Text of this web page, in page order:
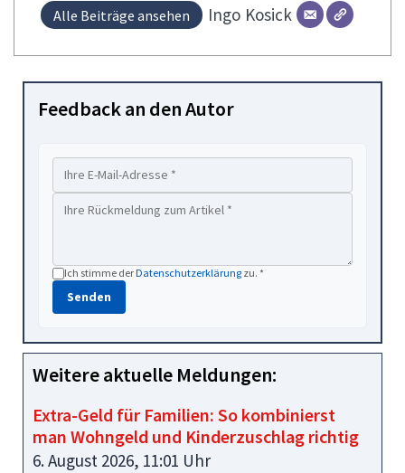
Alle Beiträge ansehen Ingo Kosick
Feedback an den Autor
Ich stimme derDatenschutzerklärung zu. *
Senden
Weitere aktuelle Meldungen:
Extra-Geld für Familien: So kombinierst
man Wohngeld und Kinderzuschlag richtig
6. August 2026, 11:01 Uhr